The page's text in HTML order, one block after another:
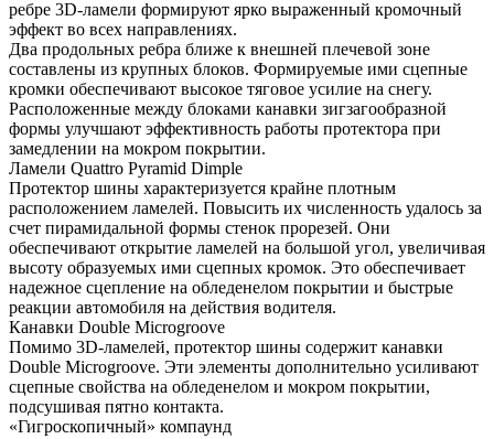
ребре 3D-ламели формируют ярко выраженный кромочный
эффект во всех направлениях.
Два продольных ребра ближе к внешней плечевой зоне
составлены из крупных блоков. Формируемые ими сцепные
кромки обеспечивают высокое тяговое усилие на снегу.
Расположенные между блоками канавки зигзагообразной
формы улучшают эффективность работы протектора при
замедлении на мокром покрытии.
Ламели Quattro Pyramid Dimple
Протектор шины характеризуется крайне плотным
расположением ламелей. Повысить их численность удалось за
счет пирамидальной формы стенок прорезей. Они
обеспечивают открытие ламелей на большой угол, увеличивая
высоту образуемых ими сцепных кромок. Это обеспечивает
надежное сцепление на обледенелом покрытии и быстрые
реакции автомобиля на действия водителя.
Канавки Double Microgroove
Помимо 3D-ламелей, протектор шины содержит канавки
Double Microgroove. Эти элементы дополнительно усиливают
сцепные свойства на обледенелом и мокром покрытии,
подсушивая пятно контакта.
«Гигроскопичный» компаунд